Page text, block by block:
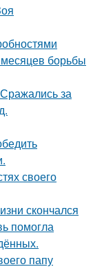
борьбы
за
своего
скончался
помогла
папу